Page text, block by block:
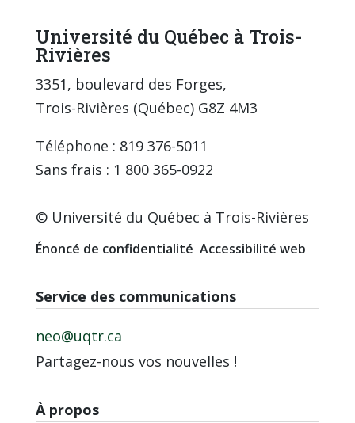
Université du Québec à Trois-
Rivières
3351, boulevard des Forges,
Trois-Rivières (Québec) G8Z 4M3
Téléphone : 819 376-5011
Sans frais : 1 800 365-0922
© Université du Québec à Trois-Rivières
Énoncé de confidentialité Accessibilité web
Service des communications
neo@uqtr.ca
Partagez-nous vos nouvelles !
À propos